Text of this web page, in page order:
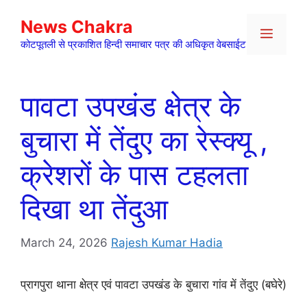
content
News Chakra
कोटपूतली से प्रकाशित हिन्दी समाचार पत्र की अधिकृत वेबसाईट
Menu
पावटा उपखंड क्षेत्र के
बुचारा में तेंदुए का रेस्क्यू ,
क्रेशरों के पास टहलता
दिखा था तेंदुआ
March 24, 2026 Rajesh Kumar Hadia
प्रागपुरा थाना क्षेत्र एवं पावटा उपखंड के बुचारा गांव में तेंदुए (बघेरे)